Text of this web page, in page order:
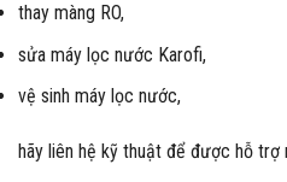
thay màng RO,
sửa máy lọc nước Karofi,
vệ sinh máy lọc nước,
hãy liên hệ kỹ thuật để được hỗ trợ